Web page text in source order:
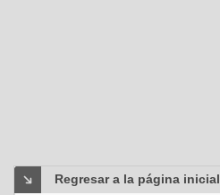
Regresar a la página inicial